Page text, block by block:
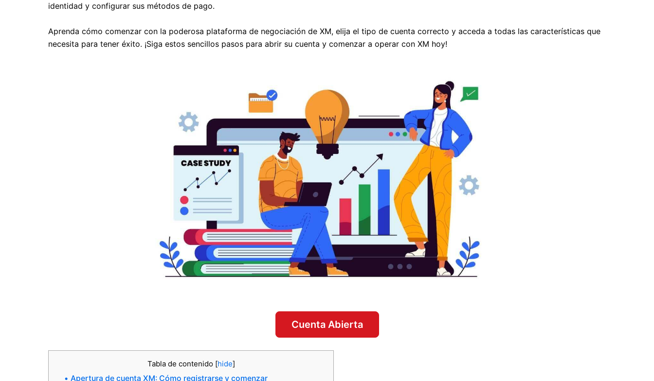
identidad y configurar sus métodos de pago.
Aprenda cómo comenzar con la poderosa plataforma de negociación de XM, elija el tipo de cuenta correcto y acceda a todas las características que
necesita para tener éxito. ¡Siga estos sencillos pasos para abrir su cuenta y comenzar a operar con XM hoy!
Cuenta Abierta
Tabla de contenido [hide]
Apertura de cuenta XM: Cómo registrarse y comenzar